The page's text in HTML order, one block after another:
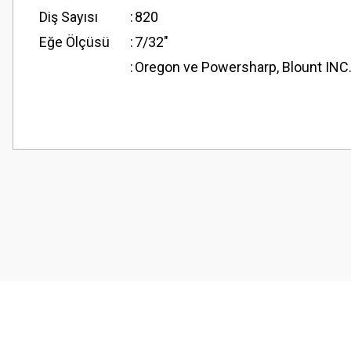
Diş Sayısı
:820
Eğe Ölçüsü
:7/32"
:Oregon ve Powersharp, Blount